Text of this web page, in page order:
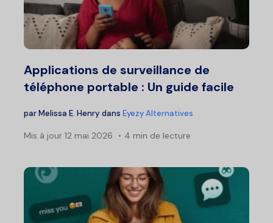
Applications de surveillance de
téléphone portable : Un guide facile
parMelissa E. Henry dans Eyezy Alternatives
Mis à jour 12 mai 2026 4 min de lecture